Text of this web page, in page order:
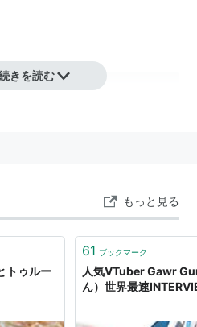
、kame(Erectric
を併せ持ちtortoiseやHIM
ブは評価を博しており海
演も経験する。
バー全員で試行錯誤し作
ウンドトラック
きを読む
もっと見る
トゥルー
61 ブックマーク
人気VTuber Gawr
ん）世界最速